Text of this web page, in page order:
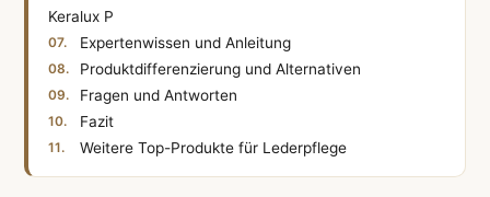
Keralux P
Expertenwissen und Anleitung
Produktdifferenzierung und Alternativen
Fragen und Antworten
Fazit
Weitere Top-Produkte für Lederpflege